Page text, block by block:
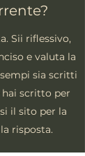
Sii riflessivo,
e valuta la
sia scritti
scritto per
il sito per la
risposta.